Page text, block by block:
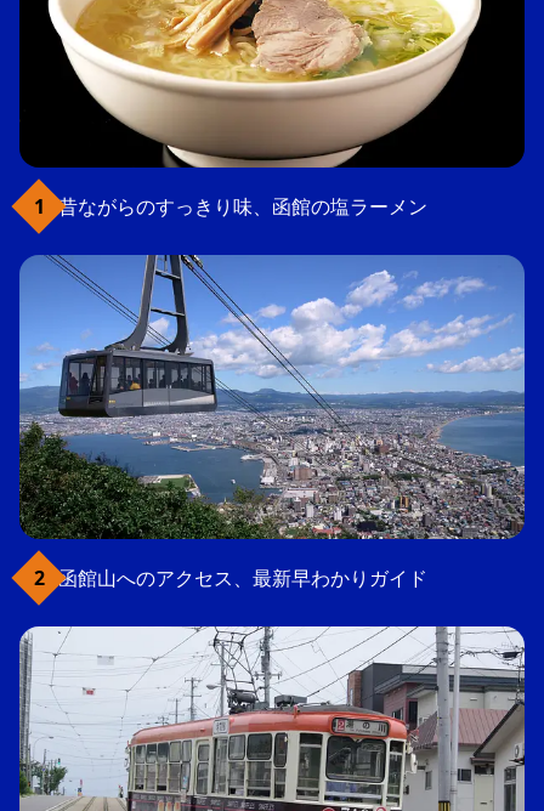
昔ながらのすっきり味、函館の塩ラーメン
函館山へのアクセス、最新早わかりガイド